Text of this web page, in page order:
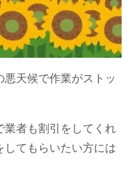
天候で作業がストッ
業者も割引をしてくれ
してもらいたい方には